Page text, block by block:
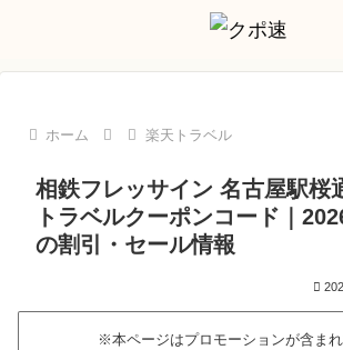
ホーム 楽天トラベル
相鉄フレッサイン 名古屋駅桜
トラベルクーポンコード｜
の割引・セール情報
※本ページはプロモーションが含ま